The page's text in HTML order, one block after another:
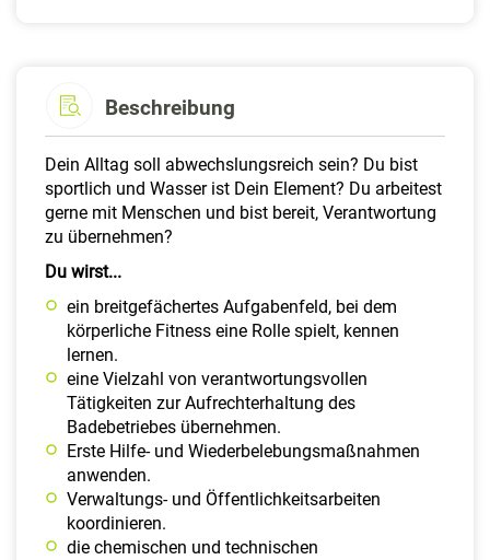
Beschreibung
Dein Alltag soll abwechslungsreich sein? Du bist
sportlich und Wasser ist Dein Element? Du arbeitest
gerne mit Menschen und bist bereit, Verantwortung
zu übernehmen?
Du wirst...
ein breitgefächertes Aufgabenfeld, bei dem
körperliche Fitness eine Rolle spielt, kennen
lernen.
eine Vielzahl von verantwortungsvollen
Tätigkeiten zur Aufrechterhaltung des
Badebetriebes übernehmen.
Erste Hilfe- und Wiederbelebungsmaßnahmen
anwenden.
Verwaltungs- und Öffentlichkeitsarbeiten
koordinieren.
die chemischen und technischen